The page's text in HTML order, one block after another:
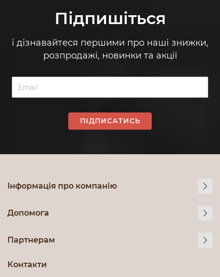
Підпишіться
і дізнавайтеся першими про наші знижки,
розпродажі, новинки та акції
ПІДПИСАТИСЬ
Інформація про компанію
Допомога
Партнерам
Контакти